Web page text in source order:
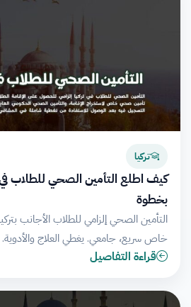
تركيا
كيف اطلع التأمين الصحي للطلاب
بخطوة
التأمين الصحي إلزامي للطلاب الأجانب
خاص سريع، جامعي. يغطي العلاج والأدوية.
قراءة التفاصيل